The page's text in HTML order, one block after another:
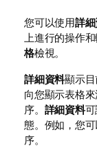
您可以使用詳
上進行的操作和
格檢視。
詳細資料顯示
向您顯示表格
序。 詳細資料
態。例如，您
序。